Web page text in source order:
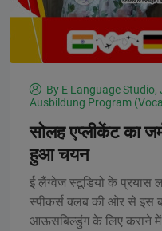
By E Language Studio,
Ausbildung Program
सोलह एप्लीकेंट का
हुआ चयन
ई लैंग्वेज स्टूडियो के प्रयास
स्पीकर्स क्लब की ओर से इस
आऊसबिल्डुंग के लिए कराने